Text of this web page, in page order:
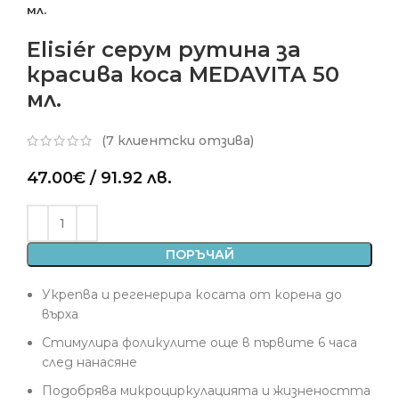
мл.
Elisiér серум рутина за
красива коса MEDAVITA 50
мл.
(7 клиентски отзива)
47.00€ / 91.92 лв.
ПОРЪЧАЙ
Укрепва и регенерира косата от корена до
върха
Стимулира фоликулите още в първите 6 часа
след нанасяне
Подобрява микроциркулацията и жизнеността